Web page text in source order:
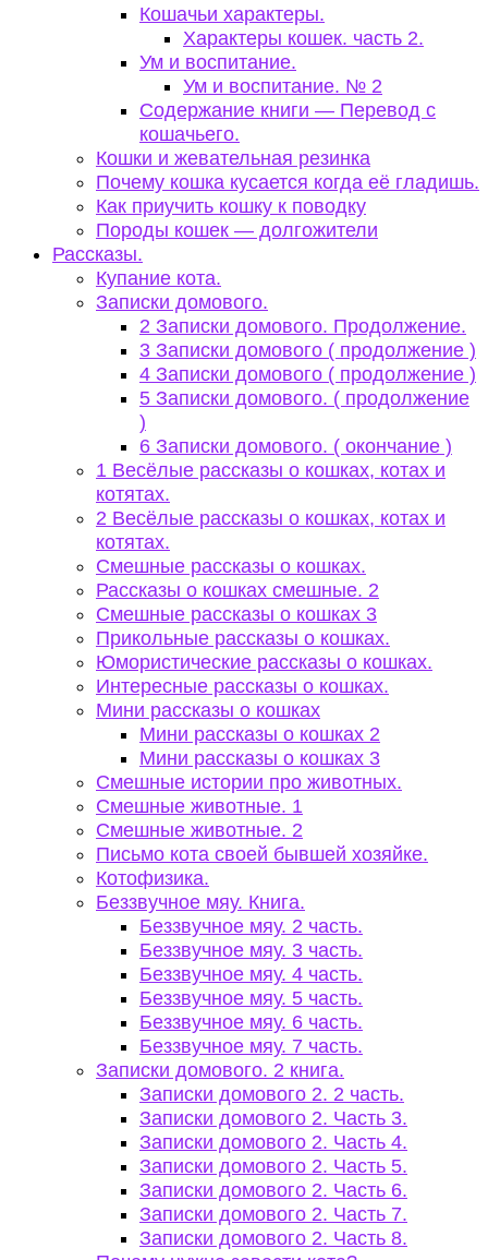
Кошачьи характеры.
Характеры кошек. часть 2.
Ум и воспитание.
Ум и воспитание. № 2
Содержание книги — Перевод с
кошачьего.
Кошки и жевательная резинка
Почему кошка кусается когда её гладишь.
Как приучить кошку к поводку
Породы кошек — долгожители
Рассказы.
Купание кота.
Записки домового.
2 Записки домового. Продолжение.
3 Записки домового ( продолжение )
4 Записки домового ( продолжение )
5 Записки домового. ( продолжение
)
6 Записки домового. ( окончание )
1 Весёлые рассказы о кошках, котах и
котятах.
2 Весёлые рассказы о кошках, котах и
котятах.
Смешные рассказы о кошках.
Рассказы о кошках смешные. 2
Смешные рассказы о кошках 3
Прикольные рассказы о кошках.
Юмористические рассказы о кошках.
Интересные рассказы о кошках.
Мини рассказы о кошках
Мини рассказы о кошках 2
Мини рассказы о кошках 3
Смешные истории про животных.
Смешные животные. 1
Смешные животные. 2
Письмо кота своей бывшей хозяйке.
Котофизика.
Беззвучное мяу. Книга.
Беззвучное мяу. 2 часть.
Беззвучное мяу. 3 часть.
Беззвучное мяу. 4 часть.
Беззвучное мяу. 5 часть.
Беззвучное мяу. 6 часть.
Беззвучное мяу. 7 часть.
Записки домового. 2 книга.
Записки домового 2. 2 часть.
Записки домового 2. Часть 3.
Записки домового 2. Часть 4.
Записки домового 2. Часть 5.
Записки домового 2. Часть 6.
Записки домового 2. Часть 7.
Записки домового 2. Часть 8.